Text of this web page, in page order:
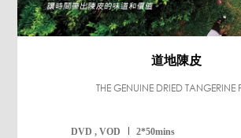
道地陳皮
THE GENUINE DRIED TANGERINE
DVD , VOD 2*50mins